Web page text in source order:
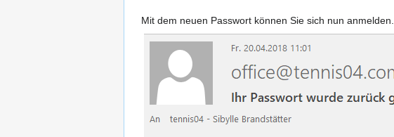
Mit dem neuen Passwort können Sie sich nun anmelden.